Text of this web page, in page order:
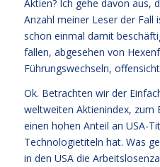
Aktien? Ich gehe davon aus,
Anzahl meiner Leser der Fall
schon einmal damit
fallen, abgesehen von
Führungswechseln,
Ok. Betrachten wir der
weltweiten Aktienindex, zum
einen hohen Anteil an USA-
Technologietiteln hat. Was
in den USA die